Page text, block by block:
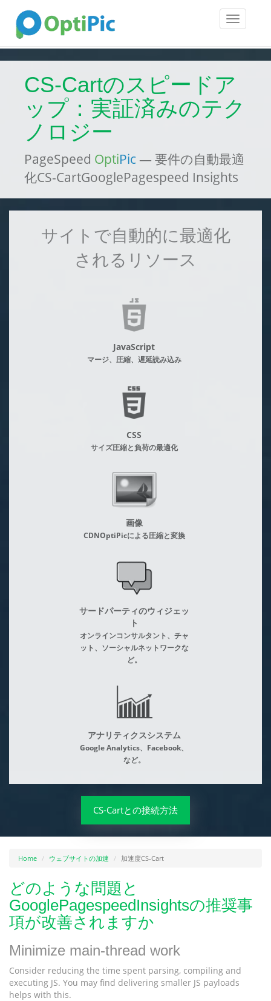
Toggle
CS-Cartのスピードア
ップ：実証済みのテク
ノロジー
PageSpeed OptiPic — 要件の自動最適
化CS-CartGooglePagespeed Insights
サイトで自動的に最適化
されるリソース
JavaScript
マージ、圧縮、遅延読み込み
CSS
サイズ圧縮と負荷の最適化
画像
CDNOptiPicによる圧縮と変換
サードパーティのウィジェッ
ト
オンラインコンサルタント、チャ
ット、ソーシャルネットワークな
ど。
アナリティクスシステム
Google Analytics、Facebook、
など。
CS-Cartとの接続方法
Home ウェブサイトの加速 加速度CS-Cart
どのような問題と
GooglePagespeedInsightsの推奨事
項が改善されますか
Minimize main-thread work
Consider reducing the time spent parsing, compiling and
executing JS. You may find delivering smaller JS payloads
helps with this.